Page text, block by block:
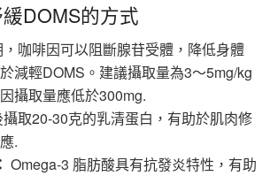
DOMS的方式
咖啡因可以阻斷腺苷受體，降低身體
減輕DOMS。建議攝取量為3～5mg/kg
攝取量應低於300mg.
取20-30克的乳清蛋白，有助於肌肉修
.
Omega-3 脂肪酸具有抗發炎特性，有助